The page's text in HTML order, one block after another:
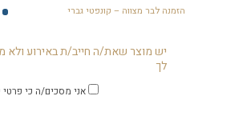
הזמנה לבר מצווה – קונפטי גברי
יש מוצר שאת/ה חייב/ת באירוע ולא
לך
אני מסכים/ה כי